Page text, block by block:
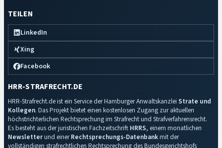
TEILEN
LinkedIn
Xing
Facebook
HRR-STRAFRECHT.DE
HRR-Strafrecht.de ist ein Service der Hamburger Anwaltskanzlei Strate und
Kollegen. Das Projekt bietet einen kostenlosen Zugang zur aktuellen
höchstrichterlichen Rechtsprechung im Strafrecht und Strafverfahrensrecht.
Es besteht aus der juristischen Fachzeitschrift HRRS, einem monatlichen
Newsletterund einerRechtsprechungs-Datenbankmit der
vollständigen strafrechtlichen Rechtsprechung des Bundesgerichtshofs